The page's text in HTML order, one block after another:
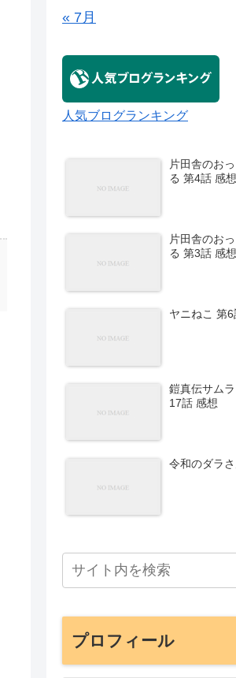
« 7月
人気ブログランキング
片田舎のお
る 第4話 感想
片田舎のお
る 第3話 感想
ヤニねこ 第
鎧真伝サム
17話 感想
令和のダラ
プロフィール